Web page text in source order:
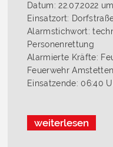
Datum: 22.07.2022
Einsatzort:
Alarmstichwort:
Personenrettung
Alarmierte Kräfte:
Feuerwehr
Einsatzende: 06:40
weiterlesen